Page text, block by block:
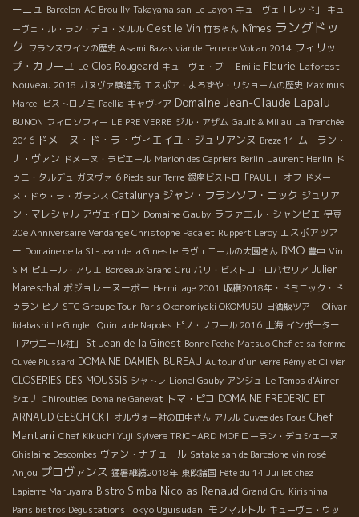
ーニュ Barcelon AC Brouilly Takayama san Le Layon キューヴェ「レッド」
キュ
ーヴェ・ル・ラン・デュ・メルル C'est le Vin 竹ちゃん Nîmes ラングドッ
ク フランスワインの歴史 Asami Bazas viande Terre de Volcan 2014 フィリッ
プ・カリーユ Le Clos Rougeard キューヴェ・ブー Emilie Fleurie Laforest
Nouveau 2018 ガヌヴァ醸造元 エスポア・よろずや・リショームの歴史 Maximus
Marcel ビストロノミ Paellia キャヴィア Domaine Jean-Claude Lapalu
BUNON フィロソフィー LE PRE VERRE ジル・アザム Gault & Millau La Trenchée
2016 ドメーヌ・ド・ラ・ヴィエイユ・ジュリアンヌ Breze 11 ムーラン・
ナ・ヴァン ドメーヌ・ラピエール Marion des Capriers Berlin Laurent Herlin ド
ゥニ・タルデュ ガヌヴァ 6 Pieds sur Terre 銀座ビストロ「PAUL」 オフ ドメー
ヌ・ドゥ・ラ・ガランス Catalunya ジャン・フランソワ・ニック ジュリア
ン・マレシャル アヴェイロン Domaine Gauby ラファエル・シャンピエ 伊豆
20e Anniversaire Vendange Christophe Pacalet Ruppert Leroy エスポアツア
ー Domaine de la St-Jean de la Gineste ラヴェニールの大園さん BMO 豊中 Vin
S M ピエール・アリエ Bordeaux Grand Cru パリ・ビストロ・ロバセリア Julien
Mareschal ボジョレーヌーボー Hermitage 2001 収穫2018年・ドミニック・ド
ゥラン ピノ STC Groupe Tour Paris Okonomiyaki OKOMUSU 日酒販ツアー Olivar
Iidabashi Le Ginglet Quinta de Napoles ピノ・ノワール 2016 上海 インポーター
「アヴニール社」
St Jean de la Ginest Bonne Peche Matsuo Chef et sa femme
Cuvée Plussard DOMAINE DAMIEN BUREAU Autour d'un verre Rémy et Olivier
CLOSERIES DES MOUSSIS シャトレ Lionel Gauby アンジュ Le Temps d'Aimer
シェナ Chiroubles Domaine Ganevat トマ・ピコ DOMAINE FREDERIC ET
ARNAUD GESCHICKT オルヴォー社の田中さん アルル Cuvee des Fous Chef
Mantani Chef Kikuchi Yuji Sylvere TRICHARD MOF ローラン・デュシェーヌ
Ghislaine Descombes ヴァン・ナチュール Satake san de Barcelone vin rosé
Anjou プロヴァンス 猛暑継続2018年 東欧諸国 Fête du 14 Juillet chez
Lapierre Maruyama Bistro Simba Nicolas Renaud Grand Cru Kirishima
Paris bistros Dégustations Tokyo Uguisudani モンマルトル キューヴェ・ウッ